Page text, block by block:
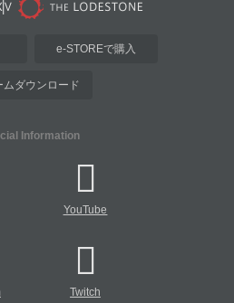
e-STOREで購入
ムダウンロード
Information
YouTube
Twitch